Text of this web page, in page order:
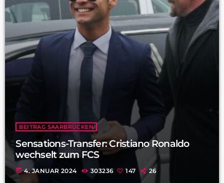
BEITRAG SAARBRÜCKEN
Sensations-Transfer: Cristiano Ronaldo
wechselt zum FCS
today 4. JANUAR 2024 303236 147 26